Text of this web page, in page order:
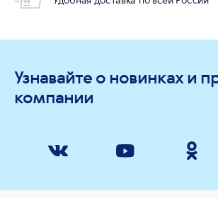
Узнавайте о новинках и
компании